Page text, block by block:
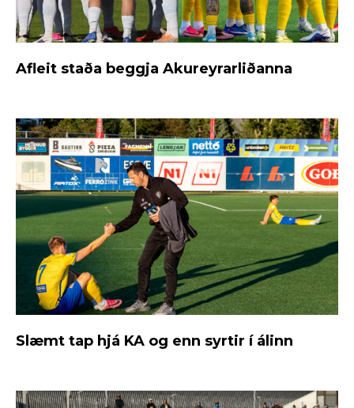
Afleit staða beggja Akureyrarliðanna
Slæmt tap hjá KA og enn syrtir í álinn